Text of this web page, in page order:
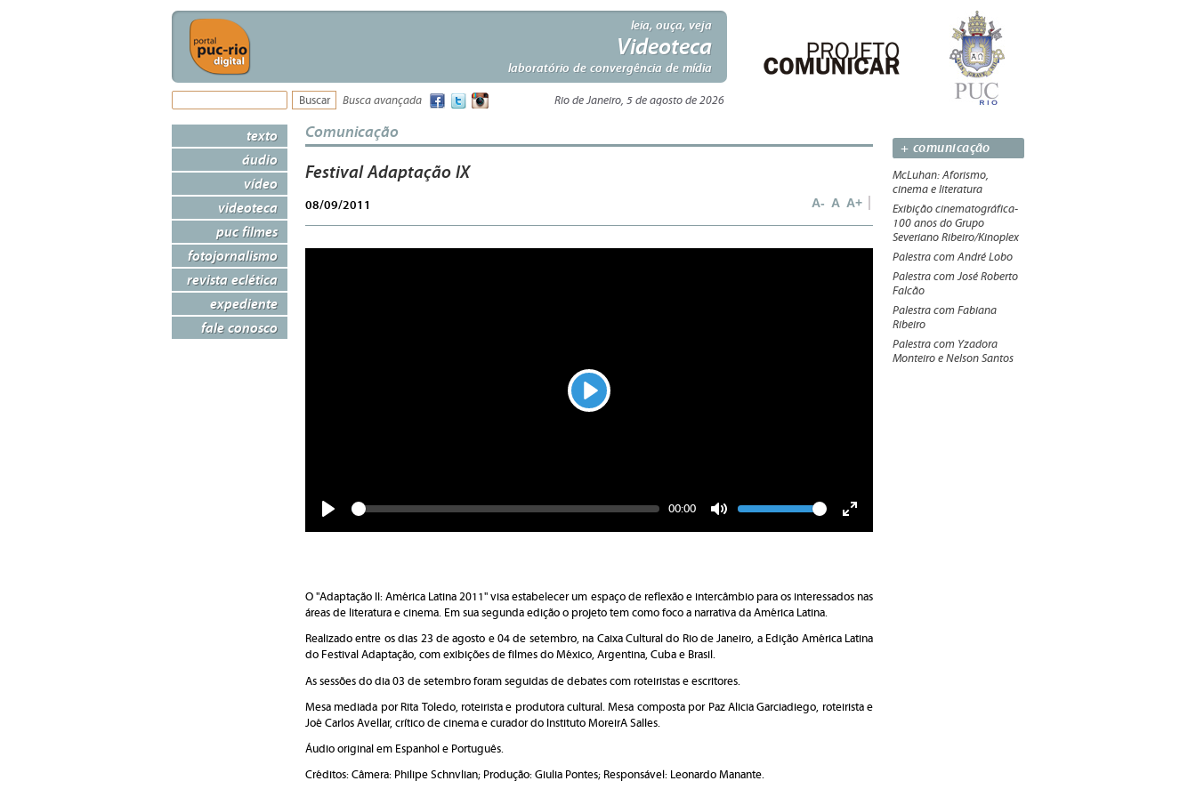
leia, ouça, veja
Videoteca
laboratório de convergência de mídia
Busca avançada Rio de Janeiro, 5 de agosto de 2026
texto
áudio
vídeo
videoteca
puc filmes
fotojornalismo
revista eclética
expediente
fale conosco
Comunicação
Festival Adaptação IX
08/09/2011 A- A A+
Play
Seek
Current
00:00
Volume
O "Adaptação II: América Latina 2011" visa estabelecer um espaço de reflexão e intercâmbio para os interessados nas
áreas de literatura e cinema. Em sua segunda edição o projeto tem como foco a narrativa da América Latina.
Realizadoentre os dias 23 de agosto e 04 de setembro, na Caixa Cultural do Rio de Janeiro, a Edição América Latina
do Festival Adaptação, com exibições de filmes do México, Argentina, Cuba e Brasil.
As sessões do dia 03 de setembro foram seguidas de debates com roteiristas e escritores.
Mesa mediada por Rita Toledo,roteirista e produtora cultural. Mesa composta por Paz Alicia Garciadiego, roteirista e
Joé Carlos Avellar, crítico de cinema e curador do Instituto MoreirA Salles.
Áudio original em Espanhol e Português.
Créditos: Câmera: Philipe Schnvlian; Produção: Giulia Pontes; Responsável: Leonardo Manante.
+ comunicação
McLuhan: Aforismo,
cinema e literatura
Exibição cinematográfica-
100 anos do Grupo
Severiano Ribeiro/Kinoplex
Palestra com André Lobo
Palestra com José Roberto
Falcão
Palestra com Fabiana
Ribeiro
Palestra com Yzadora
Monteiro e Nelson Santos